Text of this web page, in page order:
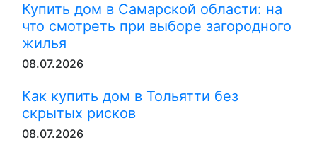
Купить дом в Самарской области: на
что смотреть при выборе загородного
жилья
08.07.2026
Как купить дом в Тольятти без
скрытых рисков
08.07.2026